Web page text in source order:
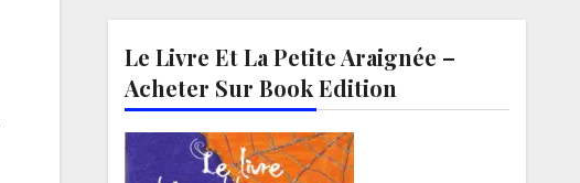
Le Livre Et La Petite Araignée –
Acheter Sur Book Edition